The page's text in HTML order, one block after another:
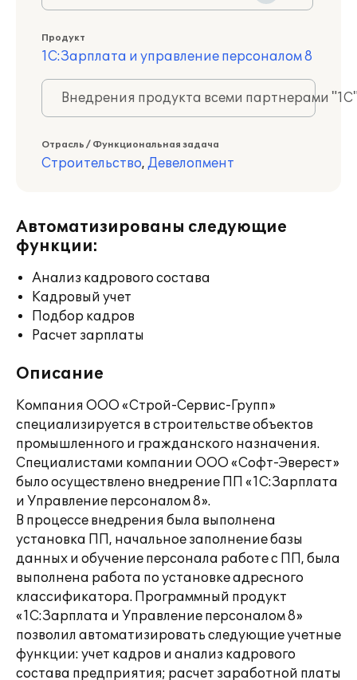
Продукт
1С:Зарплата и управление персоналом 8
Внедрения продукта всеми партнерами
Отрасль / Функциональная задача
Строительство, Девелопмент
Автоматизированы следующие
функции:
Анализ кадрового состава
Кадровый учет
Подбор кадров
Расчет зарплаты
Описание
Компания ООО «Строй-Сервис-Групп»
специализируется в строительстве объектов
промышленного и гражданского назначения.
Специалистами компании ООО «Софт-Эверест»
было осуществлено внедрение ПП «1С:Зарплата
и Управление персоналом 8».
В процессе внедрения была выполнена
установка ПП, начальное заполнение базы
данных и обучение персонала работе с ПП, была
выполнена работа по установке адресного
классификатора. Программный продукт
«1С:Зарплата и Управление персоналом 8»
позволил автоматизировать следующие учетные
функции: учет кадров и анализ кадрового
состава предприятия; расчет заработной платы